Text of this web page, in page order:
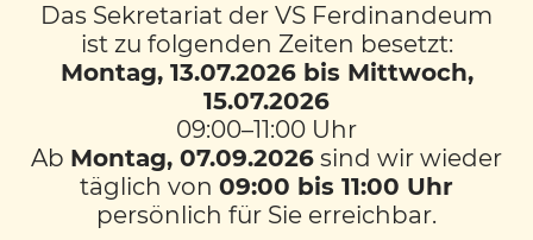
In einer Projektwoche studierte die 2Arte
das Musical „Planet Erde“ ein. Die Kinder
lernten Lieder und Texte auswendig,
tanzten dazu und gestalteten Masken und
Plakate für die Aufführung. Begleitet wurde
die Arbeit durch theaterpädagogische
Das Sekretariat der VS Ferdinandeum
ist zu folgenden Zeiten besetzt:
Montag, 13.07.2026 bis Mittwoch,
15.07.2026
09:00–11:00 Uhr
Ab Montag, 07.09.2026 sind wir wieder
täglich von 09:00 bis 11:00 Uhr
persönlich für Sie erreichbar.